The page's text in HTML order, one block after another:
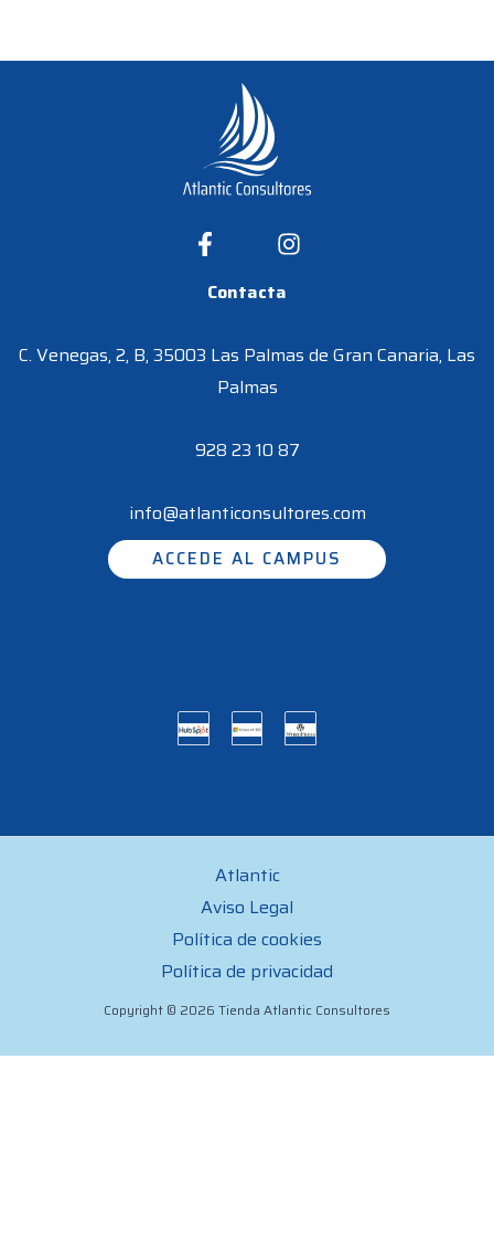
Contacta
C. Venegas, 2, B, 35003 Las Palmas de Gran Canaria, Las
Palmas
928 23 10 87
info@atlanticonsultores.com
ACCEDE AL CAMPUS
Atlantic
Aviso Legal
Política de cookies
Política de privacidad
Copyright © 2026 Tienda Atlantic Consultores